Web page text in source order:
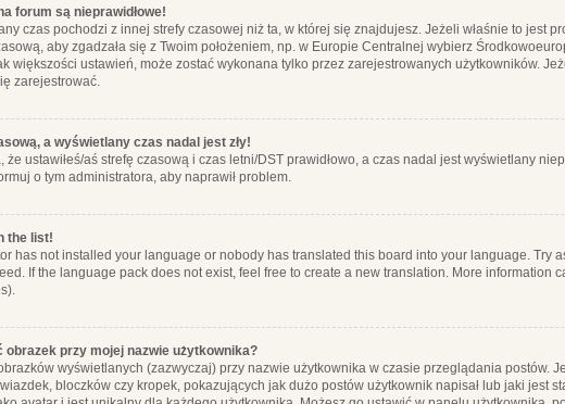
forum są nieprawidłowe!
czas pochodzi z innej strefy czasowej niż ta, w której się znajdujesz. Jeżeli właśnie to jest
aby zgadzała się z Twoim położeniem, np. w Europie Centralnej wybierz
większości ustawień, może zostać wykonana tylko przez zarejestrowanych użytkowników.
zarejestrować.
a wyświetlany czas nadal jest zły!
że ustawiłeś/aś strefę czasową i czas letni/DST prawidłowo, a czas nadal jest wyświetlany
o tym administratora, aby naprawił problem.
the list!
has not installed your language or nobody has translated this board into your language. Try
If the language pack does not exist, feel free to create a new translation. More information
obrazek przy mojej nazwie użytkownika?
wyświetlanych (zazwyczaj) przy nazwie użytkownika w czasie przeglądania postów.
bloczków czy kropek, pokazujących jak dużo postów użytkownik napisał lub jaki jest